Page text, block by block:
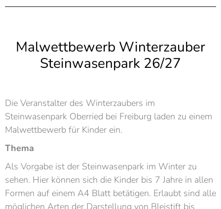
Malwettbewerb Winterzauber
Steinwasenpark 26/27
Die Veranstalter des Winterzaubers im
Steinwasenpark Oberried bei Freiburg laden zu einem
Malwettbewerb für Kinder ein.
Thema
Als Vorgabe ist der Steinwasenpark im Winter zu
sehen. Hier können sich die Kinder bis 7 Jahre in allen
Formen auf einem A4 Blatt betätigen. Erlaubt sind alle
möglichen Arten der Darstellung von Bleistift bis